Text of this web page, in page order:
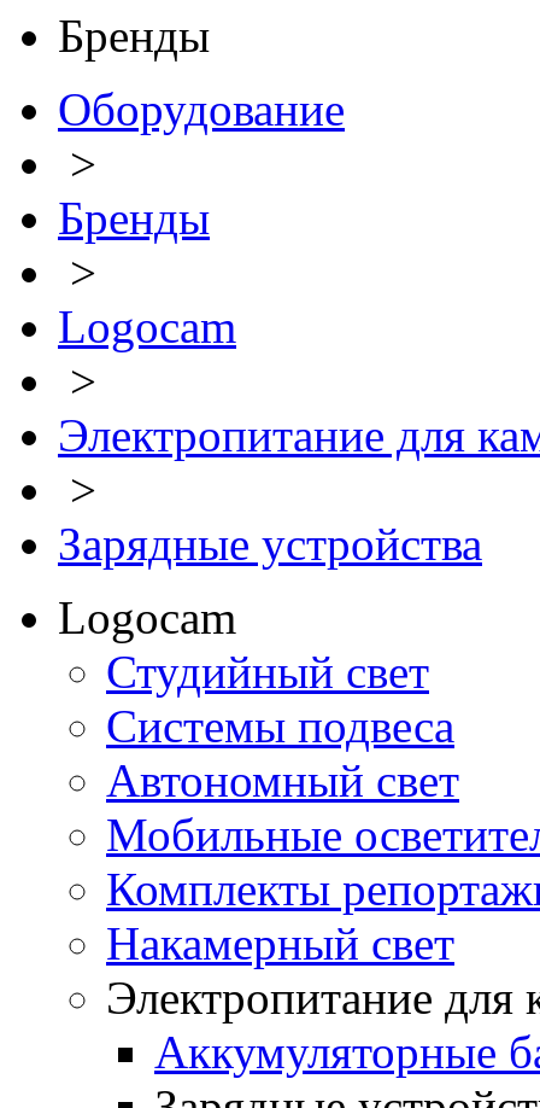
Бренды
Оборудование
>
Бренды
>
Logocam
>
Электропитание для
>
Зарядные устройства
Logocam
Студийный свет
Системы подвеса
Автономный свет
Мобильные
Комплекты
Накамерный свет
Электропитание для
Аккумуляторные